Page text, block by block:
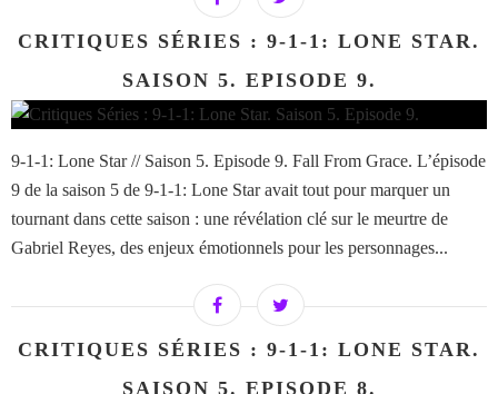
CRITIQUES SÉRIES : 9-1-1: LONE STAR.
SAISON 5. EPISODE 9.
9-1-1: Lone Star // Saison 5. Episode 9. Fall From Grace. L’épisode
9 de la saison 5 de 9-1-1: Lone Star avait tout pour marquer un
tournant dans cette saison : une révélation clé sur le meurtre de
Gabriel Reyes, des enjeux émotionnels pour les personnages...
CRITIQUES SÉRIES : 9-1-1: LONE STAR.
SAISON 5. EPISODE 8.